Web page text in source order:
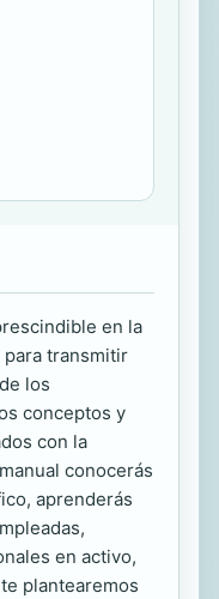
en la
transmitir
los
conceptos y
con la
conocerás
aprenderás
en activo,
plantearemos